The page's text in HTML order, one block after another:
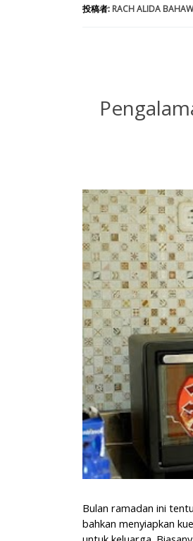
投稿者: RACH ALIDA
Pengalaman Masak
Bulan ramadan ini
bahkan menyiapkan